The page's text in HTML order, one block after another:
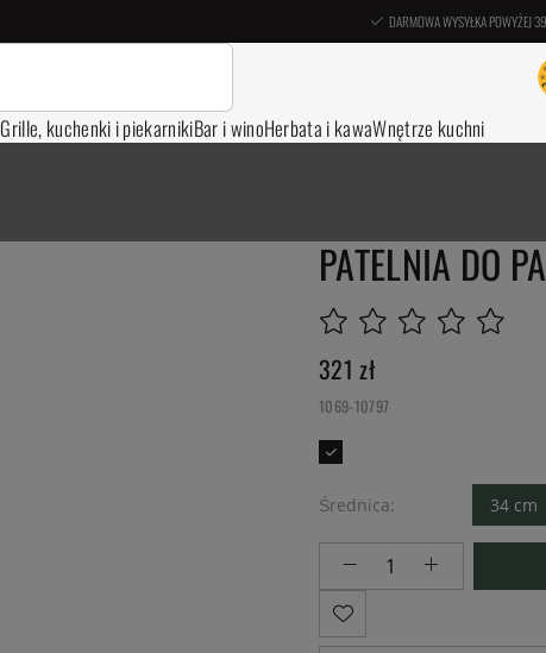
DARMOWA WYSYŁKA POWYŻEJ
Grille, kuchenki i piekarnikiBar i winoHerbata i kawaWnętrze kuchni
PATELNIA DO
321 zł
1069-10797
Średnica: 34 cm